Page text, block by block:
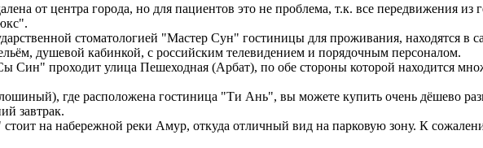
от центра города, но для пациентов это не проблема, т.к. все передвижения
стоматологией "Мастер Сун" гостиницы для проживания, находятся в
душевой кабинкой, с российским телевидением и порядочным персоналом.
Син" проходит улица Пешеходная (Арбат), по обе стороны которой находится
где расположена гостиница "Ти Ань", вы можете купить очень дёшево
завтрак.
на набережной реки Амур, откуда отличный вид на парковую зону. К